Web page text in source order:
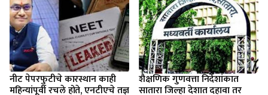
नीट पेपरफुटीचे कारस्थान काही
महिन्यांपूर्वी रचले होते, एनटीएचे तज्ञ
शैक्षणिक गुणवत्ता निर्देशांकात
सातारा जिल्हा देशात दहावा तर